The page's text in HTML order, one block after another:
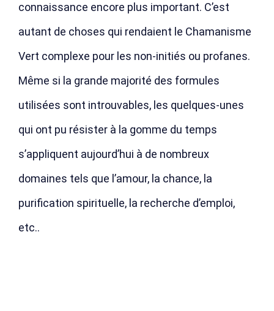
connaissance encore plus important. C’est
autant de choses qui rendaient le Chamanisme
Vert complexe pour les non-initiés ou profanes.
Même si la grande majorité des formules
utilisées sont introuvables, les quelques-unes
qui ont pu résister à la gomme du temps
s’appliquent aujourd’hui à de nombreux
domaines tels que l’amour, la chance, la
purification spirituelle, la recherche d’emploi,
etc..